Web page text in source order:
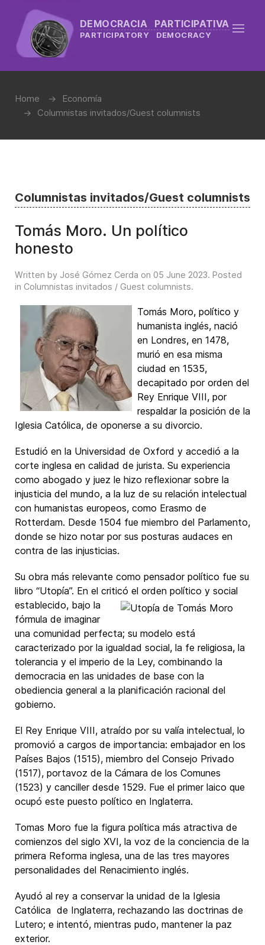
DEMOCRACIA PARTICIPATIVA
PARTICIPATORY DEMOCRACY
Home
Economía
Columnistas invitados/Guest columnists
Columnistas invitados/Guest columnists
Tomás Moro. Un político
honesto
Written by José Gómez Cerda on 05 June 2023. Posted
in Columnistas invitados / Guest columnists.
Tomás Moro, político y
humanista inglés, nació
en Londres, en 1478,
murió en esa misma
ciudad en 1535,
decapitado por orden del
Rey Enrique VIII, por
respaldar la posición de la
Iglesia Católica, de oponerse a su divorcio.
Estudió en la Universidad de Oxford y accedió a la
corte inglesa en calidad de jurista. Su experiencia
como abogado y juez le hizo reflexionar sobre la
injusticia del mundo, a la luz de su relación intelectual
con humanistas europeos, como Erasmo de
Rotterdam. Desde 1504 fue miembro del Parlamento,
donde se hizo notar por sus posturas audaces en
contra de las injusticias.
Su obra más relevante como pensador político fue su
libro “Utopía”. En el criticó el orden político y social
establecido, bajo la
fórmula de imaginar
una comunidad perfecta; su modelo está
caracterizado por la igualdad social, la fe religiosa, la
tolerancia y el imperio de la Ley, combinando la
democracia en las unidades de base con la
obediencia general a la planificación racional del
gobierno.
El Rey Enrique VIII, atraído por su valía intelectual, lo
promovió a cargos de importancia: embajador en los
Países Bajos (1515), miembro del Consejo Privado
(1517), portavoz de la Cámara de los Comunes
(1523) y canciller desde 1529. Fue el primer laico que
ocupó este puesto político en Inglaterra.
Tomas Moro fue la figura política más atractiva de
comienzos del siglo XVI, la voz de la conciencia de la
primera Reforma inglesa, una de las tres mayores
personalidades del Renacimiento inglés.
Ayudó al rey a conservar la unidad de la Iglesia
Católica de Inglaterra, rechazando las doctrinas de
Lutero; e intentó, mientras pudo, mantener la paz
exterior.